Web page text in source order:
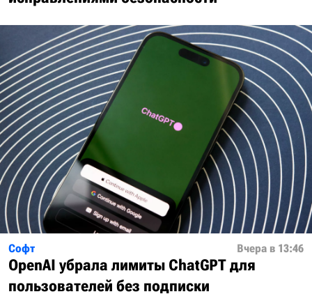
Софт Вчера в 13:46
OpenAI убрала лимиты ChatGPT для
пользователей без подписки